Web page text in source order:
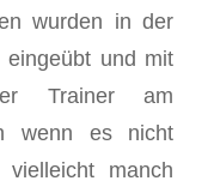
wurden in der
eingeübt und mit
Trainer am
wenn es nicht
manch